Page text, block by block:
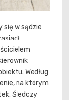
się w sądzie
Według
na którym
Śledczy